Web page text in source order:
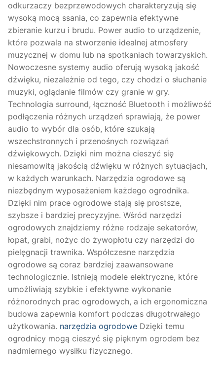
odkurzaczy bezprzewodowych charakteryzują się
wysoką mocą ssania, co zapewnia efektywne
zbieranie kurzu i brudu. Power audio to urządzenie,
które pozwala na stworzenie idealnej atmosfery
muzycznej w domu lub na spotkaniach towarzyskich.
Nowoczesne systemy audio oferują wysoką jakość
dźwięku, niezależnie od tego, czy chodzi o słuchanie
muzyki, oglądanie filmów czy granie w gry.
Technologia surround, łączność Bluetooth i możliwość
podłączenia różnych urządzeń sprawiają, że power
audio to wybór dla osób, które szukają
wszechstronnych i przenośnych rozwiązań
dźwiękowych. Dzięki nim można cieszyć się
niesamowitą jakością dźwięku w różnych sytuacjach,
w każdych warunkach. Narzędzia ogrodowe są
niezbędnym wyposażeniem każdego ogrodnika.
Dzięki nim prace ogrodowe stają się prostsze,
szybsze i bardziej precyzyjne. Wśród narzędzi
ogrodowych znajdziemy różne rodzaje sekatorów,
łopat, grabi, nożyc do żywopłotu czy narzędzi do
pielęgnacji trawnika. Współczesne narzędzia
ogrodowe są coraz bardziej zaawansowane
technologicznie. Istnieją modele elektryczne, które
umożliwiają szybkie i efektywne wykonanie
różnorodnych prac ogrodowych, a ich ergonomiczna
budowa zapewnia komfort podczas długotrwałego
użytkowania. narzędzia ogrodowe Dzięki temu
ogrodnicy mogą cieszyć się pięknym ogrodem bez
nadmiernego wysiłku fizycznego.